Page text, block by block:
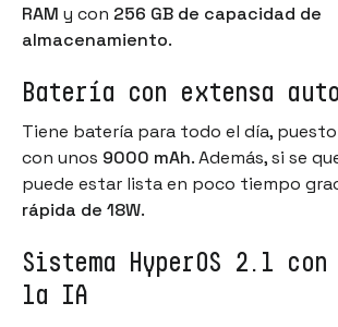
RAM y con 256 GB de capacidad de
almacenamiento.
Batería con extensa
Tiene batería para todo el día,
con unos 9000 mAh. Además, si se
puede estar lista en poco tiempo
rápida de 18W.
Sistema HyperOS 2.1 con
la IA